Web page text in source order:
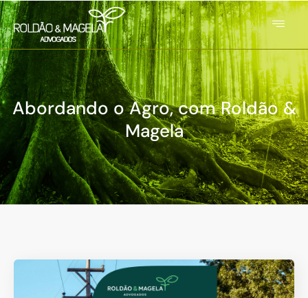
Abordando o Agro, com Roldão &
Magela